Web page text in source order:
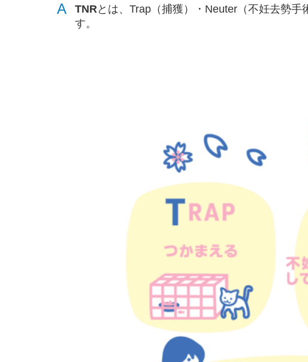
A TNRとは、Trap（捕獲）・Neuter（不妊去勢
す。